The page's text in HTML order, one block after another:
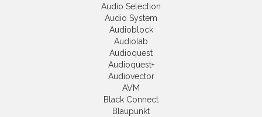
Audio Selection
Audio System
Audioblock
Audiolab
Audioquest
Audioquest+
Audiovector
AVM
Black Connect
Blaupunkt